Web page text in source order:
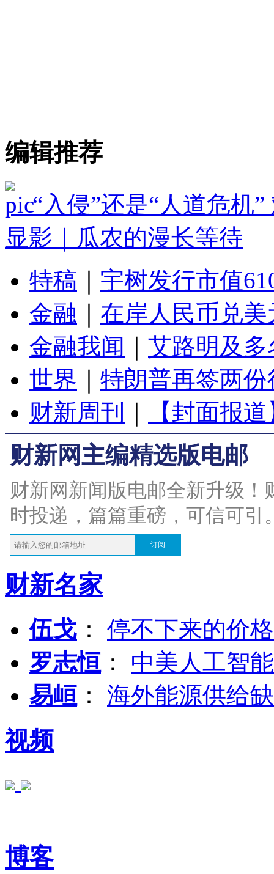
编辑推荐
“入侵”还是“人道危机
显影｜瓜农的漫长等待
特稿
宇树发行市值
金融
在岸人民币兑
金融我闻
艾路明及
世界
特朗普再签两
财新周刊
【封面报
财新网主编精选版电邮
财新网新闻版电邮全新升级
时投递，篇篇重磅，可信可引
订阅
财新名家
伍戈 ： 停不下来的价
罗志恒 ： 中美人工智
易峘 ： 海外能源供给
视频
博客